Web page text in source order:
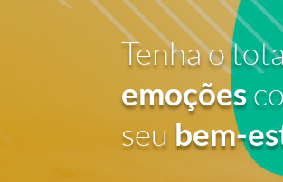
Tenha o
emoções
seu bem-